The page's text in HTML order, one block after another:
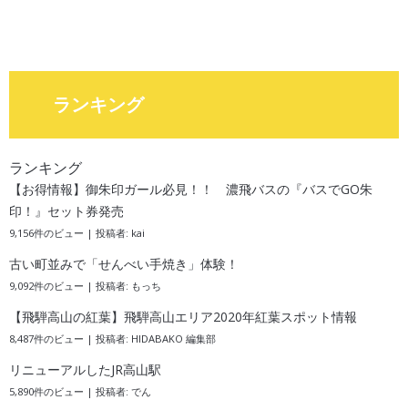
ランキング
ランキング
【お得情報】御朱印ガール必見！！ 濃飛バスの『バスでGO朱
印！』セット券発売
9,156件のビュー | 投稿者: kai
古い町並みで「せんべい手焼き」体験！
9,092件のビュー | 投稿者: もっち
【飛騨高山の紅葉】飛騨高山エリア2020年紅葉スポット情報
8,487件のビュー | 投稿者: HIDABAKO 編集部
リニューアルしたJR高山駅
5,890件のビュー | 投稿者: でん